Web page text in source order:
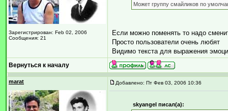
Зарегистрирован: Feb 02, 2006
Сообщения: 21
Может группу смайликов по
Если можно поменять то надо
Просто пользователи очень любят
Видимо текста для выражения
Вернуться к началу
marat Добавлено: Пт Фев 03, 2006 10:36
skyangel писал(а):